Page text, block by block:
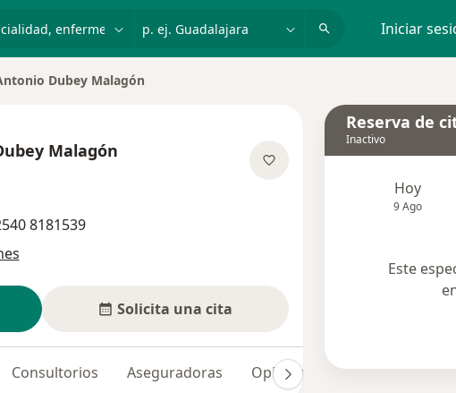
Iniciar
ciudadDubey Malagón
Malagón
8181539
Solicita una cita
Consultorios Aseguradoras Opiniones (51) Dudas
Reserva de
Inactivo
Hoy
9 Ago
Este